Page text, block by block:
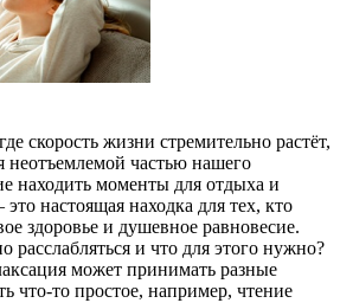
скорость жизни стремительно растёт,
неотъемлемой частью нашего
находить моменты для отдыха и
настоящая находка для тех, кто
здоровье и душевное равновесие.
расслабляться и что для этого нужно?
может принимать разные
что-то простое, например, чтение